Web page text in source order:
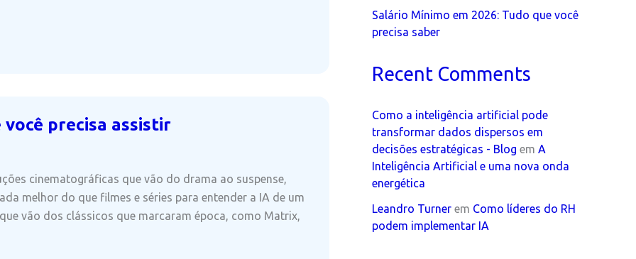
precisa assistir
cinematográficas que vão do drama ao suspense,
melhor do que filmes e séries para entender a IA de um
vão dos clássicos que marcaram época, como Matrix,
Salário Mínimo em 2026: Tudo que você
precisa saber
Recent Comments
Como a inteligência artificial pode
transformar dados dispersos em
decisões estratégicas - Blog em A
Inteligência Artificial e uma nova onda
energética
Leandro Turner em Como líderes do RH
podem implementar IA